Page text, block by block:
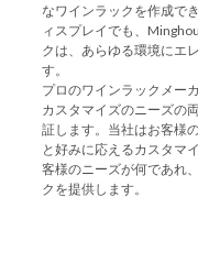
なワインラックを作成で
ィスプレイでも、
クは、あらゆる環境にエ
す。
プロのワインラックメー
カスタマイズのニーズの
証します。当社はお客様
と好みに応えるカスタマ
客様のニーズが何であれ
クを提供します。